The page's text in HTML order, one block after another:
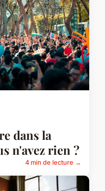
dans la
n'avez rien ?
4 min de lecture →